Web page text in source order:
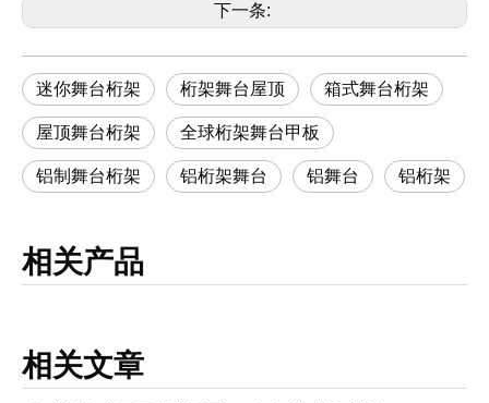
下一条:
迷你舞台桁架 桁架舞台屋顶 箱式舞台桁架
屋顶舞台桁架 全球桁架舞台甲板
铝制舞台桁架 铝桁架舞台 铝舞台 铝桁架
相关产品
相关文章